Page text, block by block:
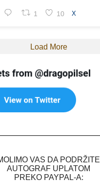
1 10 X
Load More
VAS DA PODRŽITE
AUTOGRAF UPLATOM
PREKO PAYPAL-A: